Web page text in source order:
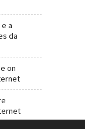
a
da
on